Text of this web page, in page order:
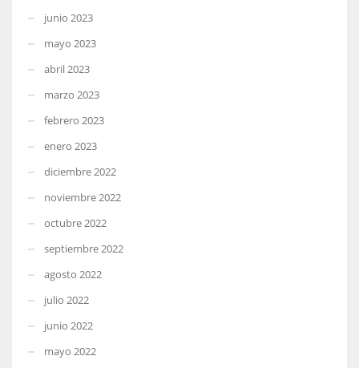
junio 2023
mayo 2023
abril 2023
marzo 2023
febrero 2023
enero 2023
diciembre 2022
noviembre 2022
octubre 2022
septiembre 2022
agosto 2022
julio 2022
junio 2022
mayo 2022